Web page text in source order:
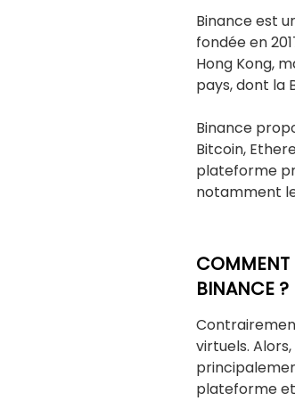
Binance est
fondée en
Hong Kong,
pays, dont la
Binance
Bitcoin,
plateforme
notamment
COMMENT
BINANCE ?
virtuels.
plateforme